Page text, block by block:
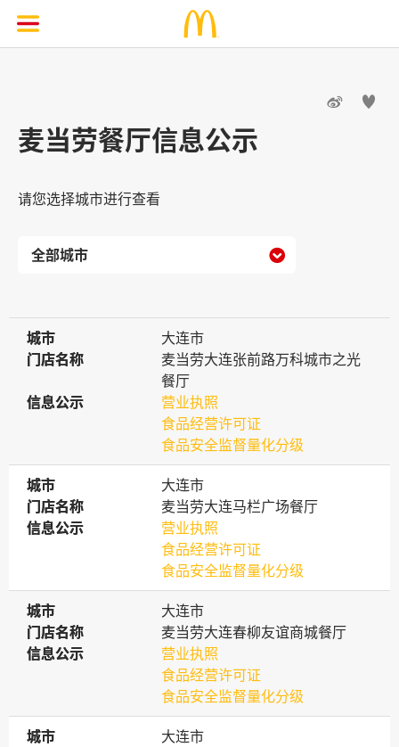
 
麦当劳餐厅信息公示
请您选择城市进行查看

城市
城市
大连市
门店名称
门店名称
麦当劳大连张前路万科城市之光
餐厅
信息公示
信息公示
营业执照
食品经营许可证
食品安全监督量化分级
城市
城市
大连市
门店名称
门店名称
麦当劳大连马栏广场餐厅
信息公示
信息公示
营业执照
食品经营许可证
食品安全监督量化分级
城市
城市
大连市
门店名称
门店名称
麦当劳大连春柳友谊商城餐厅
信息公示
信息公示
营业执照
食品经营许可证
食品安全监督量化分级
城市
城市
大连市